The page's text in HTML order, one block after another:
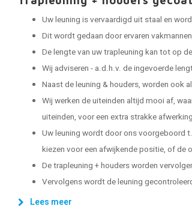
Uw leuning is vervaardigd uit staal en
Dit wordt gedaan door ervaren
De lengte van uw trapleuning kan tot op
Wij adviseren - a.d.h.v. de ingevoerde
Naast de leuning & houders, worden ook
Wij werken de uiteinden altijd mooi af,
uiteinden, voor een extra strakke
Uw leuning wordt door ons voorgeboord
kiezen voor een afwijkende positie, of de
De trapleuning + houders worden
Vervolgens wordt de leuning
Lees meer